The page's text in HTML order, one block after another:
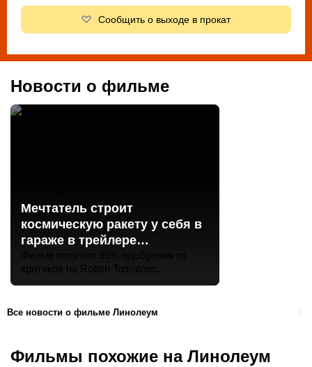
Сообщить о выходе в прокат
Новости о фильме
Мечтатель строит
космическую ракету у себя в
гараже в трейлере
Все новости о фильме Линолеум
Фильмы похожие на Линолеум